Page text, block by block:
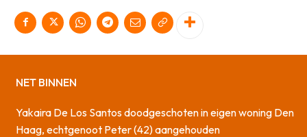
NET BINNEN
Yakaira De Los Santos doodgeschoten in eigen woning Den
Haag, echtgenoot Peter (42) aangehouden